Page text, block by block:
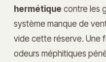
hermétique contre les
système manque de
vide cette réserve. Une
odeurs méphitiques